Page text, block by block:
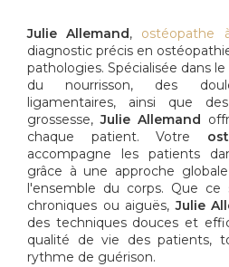
Julie Allemand, ostéopathe
diagnostic précis en
pathologies. Spécialisée dans
du nourrisson, des
ligamentaires, ainsi que
grossesse,Julie Allemand
chaque patient. Votre
accompagne les patients
grâce à une approche
l'ensemble du corps. Que ce
chroniques ou aiguës,Julie
des techniques douces et
qualité de vie des patients,
rythme de guérison.